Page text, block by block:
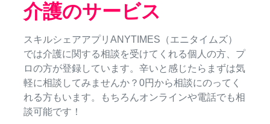
介護のサービス
スキルシェアアプリANYTIMES（エニタイムズ）
では介護に関する相談を受けてくれる個人の方、プ
ロの方が登録しています。辛いと感じたらまずは気
軽に相談してみませんか？0円から相談にのってく
れる方もいます。もちろんオンラインや電話でも相
談可能です！